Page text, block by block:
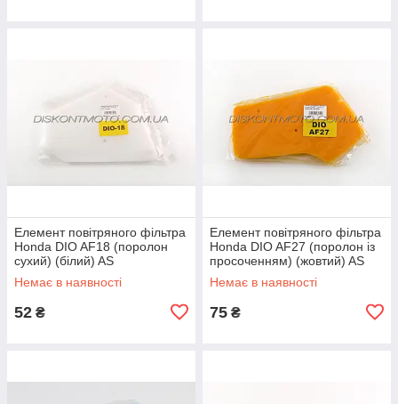
Елемент повітряного фільтра
Honda DIO AF18 (поролон
сухий) (білий) AS
Немає в наявності
52 ₴
Елемент повітряного фільтра
Honda DIO AF27 (поролон із
просоченням) (жовтий) AS
Немає в наявності
75 ₴